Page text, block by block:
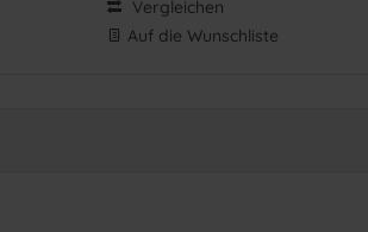
Vergleichen
Auf die Wunschliste